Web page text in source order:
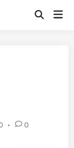
Abrir
• 0